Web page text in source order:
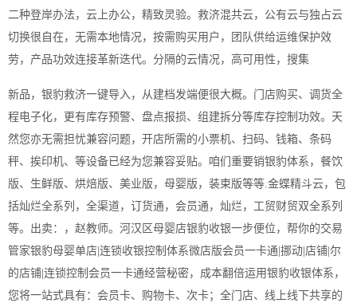
二种登岸办法，云上办公，精致灵验。救济混共云，公有云与独占云
切换很自在，无需本地情况，按需购买用户，团队供给运维保护效
劳，产品功效连接革新迭代。分隔的云情况，高可用性，搜集
新品，银豹救济一键导入，从建档发端便很大概。门店购买、调货全
程电子化，更有库存预警、盘点报损、组建拆分等库存控制功效。天
然您亦无需担忧兼容问题，开店所需的小票机、扫码、钱箱、条码
秤、挨印机、等设备已经为您兼容妥贴。咱们重要销银豹体系，餐饮
版、生鲜版、烘焙版、美业版，母婴版，装束版等等.金蝶精斗云，包
括灿烂全系列，全渠道，订货通，会员通，灿烂，工贸财贸双全系列
等。出卖：，赵教师。河汉区母婴店银豹收银一步便位，帮你的交易
管家银豹母婴单店|连锁收银控制体系微店版会员一卡通|挪动|店铺|尔
的店铺|连锁控制会员一卡通经营秘密，成本翻倍运用银豹收银体系，
您将一站式具有：会员卡、购物卡、次卡；全门店、线上线下共享的